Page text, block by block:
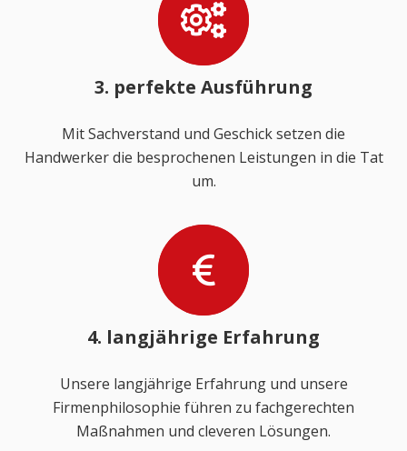
3. perfekte Ausführung
Mit Sachverstand und Geschick setzen die
Handwerker die besprochenen Leistungen in die Tat
um.
4. langjährige Erfahrung
Unsere langjährige Erfahrung und unsere
Firmenphilosophie führen zu fachgerechten
Maßnahmen und cleveren Lösungen.